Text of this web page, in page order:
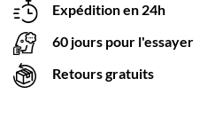
Expédition en 24h
60 jours pour l'essayer
Retours gratuits